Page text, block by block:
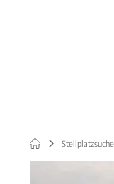
Stellplatzsuche